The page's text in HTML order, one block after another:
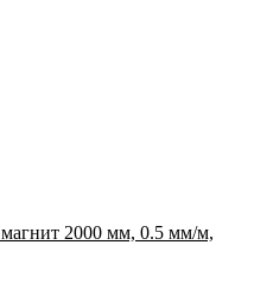
2000 мм, 0.5 мм/м,